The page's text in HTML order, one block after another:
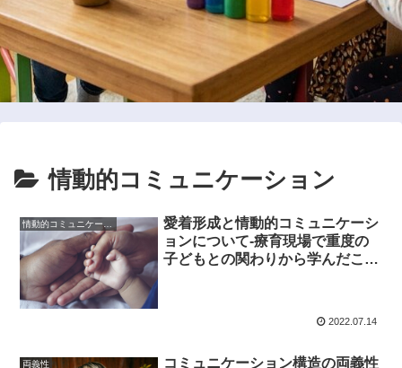
情動的コミュニケーション
情動的コミュニケーション
愛着形成と情動的コミュニケーシ
ョンについて-療育現場で重度の
子どもとの関わりから学んだこ
2022.07.14
両義性 コミュニケーション構造の両義性